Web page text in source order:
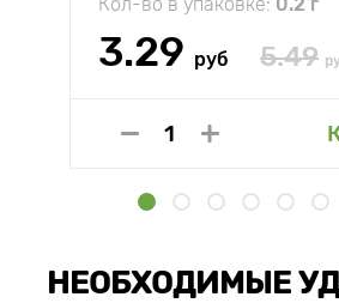
3.29 руб 5.49
НЕОБХОДИМЫЕ